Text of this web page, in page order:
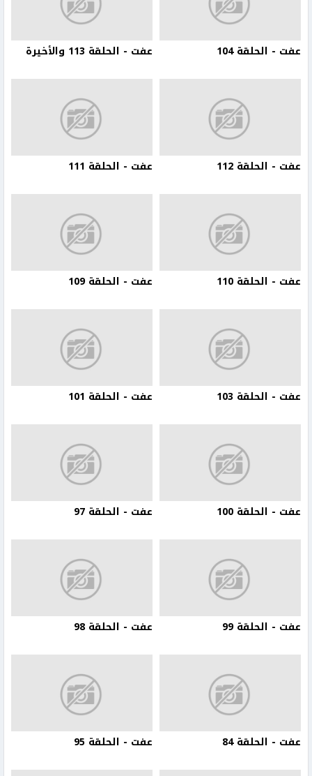
عفت - الحلقة 104 عفت - الحلقة 113 والأخيرة
عفت - الحلقة 112 عفت - الحلقة 111
عفت - الحلقة 110 عفت - الحلقة 109
عفت - الحلقة 103 عفت - الحلقة 101
عفت - الحلقة 100 عفت - الحلقة 97
عفت - الحلقة 99 عفت - الحلقة 98
عفت - الحلقة 84 عفت - الحلقة 95